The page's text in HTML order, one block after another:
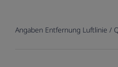
Angaben Entfernung Luftlinie /